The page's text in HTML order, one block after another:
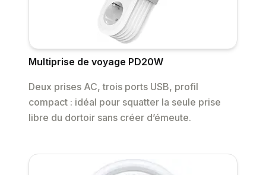
Multiprise de voyage PD20W
Deux prises AC, trois ports USB, profil
compact : idéal pour squatter la seule prise
libre du dortoir sans créer d’émeute.